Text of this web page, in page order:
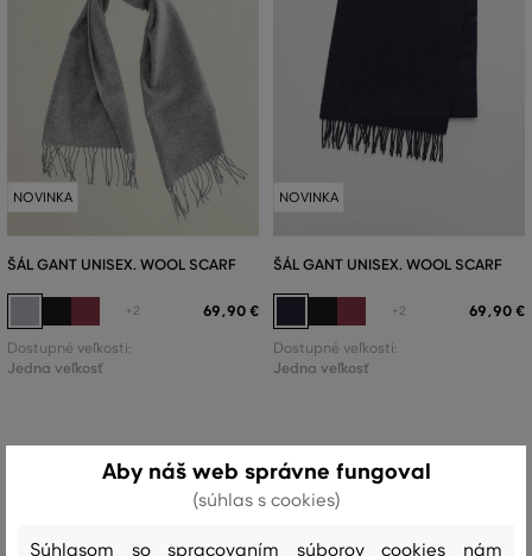
NOVINKA
ŠÁL GANT UNISEX. WOOL SCARF
+2 69,90 €
Dostupné veľkosti:
Jedna veľkosť
NOVINKA
ŠÁL GANT UNISEX. WOOL SCARF
+2 69,90 €
Dostupné veľkosti:
Jedna veľkosť
Aby náš web správne fungoval
(súhlas s cookies)
Súhlasom so spracovaním súborov cookies nám